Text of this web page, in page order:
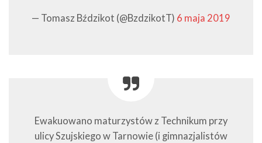
— Tomasz Bździkot (@BzdzikotT) 6 maja 2019
Ewakuowano maturzystów z Technikum przy
ulicy Szujskiego w Tarnowie (i gimnazjalistów